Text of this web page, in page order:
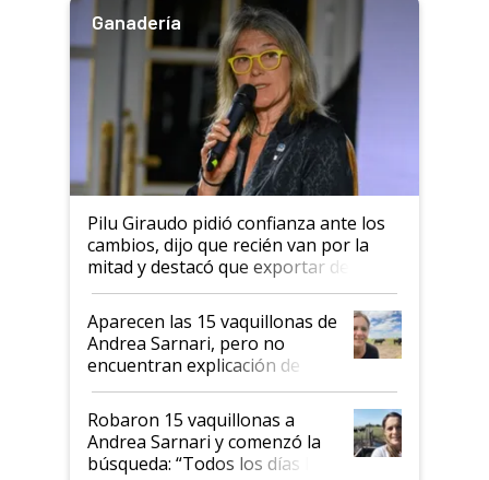
Ganadería
Pilu Giraudo pidió confianza ante los
cambios, dijo que recién van por la
mitad y destacó que exportar dejó de
ser "para unos pocos": "Tenemos un
mandato muy claro del gobierno
nacional"
Aparecen las 15 vaquillonas de
Andrea Sarnari, pero no
encuentran explicación de
cómo llegaron allí
Robaron 15 vaquillonas a
Andrea Sarnari y comenzó la
búsqueda: “Todos los días le